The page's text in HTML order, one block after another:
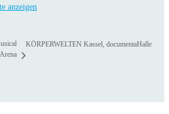
anzeigen
KÖRPERWELTEN Kassel, documentaHalle